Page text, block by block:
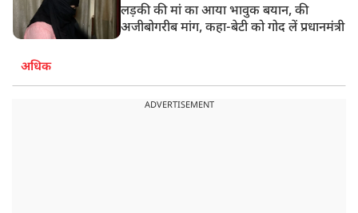
लड़की की मां का आया भावुक बयान, की
अजीबोगरीब मांग, कहा-बेटी को गोद लें प्रधानमंत्री
अधिक
ADVERTISEMENT